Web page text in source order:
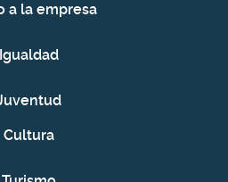
a la empresa
Igualdad
Cultura